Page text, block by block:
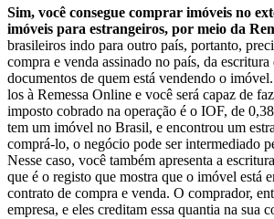
Sim, você consegue comprar imóveis no
imóveis para estrangeiros, por meio da
brasileiros indo para outro país, portanto,
compra e venda assinado no país, da
documentos de quem está vendendo o
los à Remessa Online e você será capaz de
imposto cobrado na operação é o IOF, de
tem um imóvel no Brasil, e encontrou um
comprá-lo, o negócio pode ser intermediado
Nesse caso, você também apresenta a
que é o registo que mostra que o imóvel está
contrato de compra e venda. O comprador,
empresa, e eles creditam essa quantia na sua